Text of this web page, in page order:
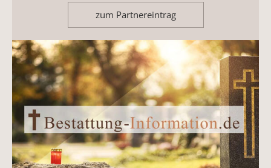
Duisburg
zum Partnereintrag